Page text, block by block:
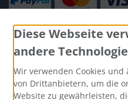
Social Media
Diese Webseite
andere
Wir verwenden Cookies
von Drittanbietern, um die
Website zu gewährleisten,